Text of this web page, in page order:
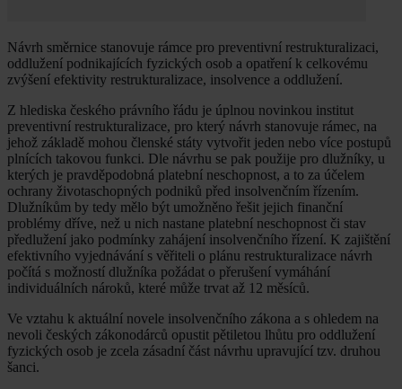
Návrh směrnice stanovuje rámce pro preventivní restrukturalizaci,
oddlužení podnikajících fyzických osob a opatření k celkovému
zvýšení efektivity restrukturalizace, insolvence a oddlužení.
Z hlediska českého právního řádu je úplnou novinkou institut
preventivní restrukturalizace, pro který návrh stanovuje rámec, na
jehož základě mohou členské státy vytvořit jeden nebo více postupů
plnících takovou funkci. Dle návrhu se pak použije pro dlužníky, u
kterých je pravděpodobná platební neschopnost, a to za účelem
ochrany životaschopných podniků před insolvenčním řízením.
Dlužníkům by tedy mělo být umožněno řešit jejich finanční
problémy dříve, než u nich nastane platební neschopnost či stav
předlužení jako podmínky zahájení insolvenčního řízení. K zajištění
efektivního vyjednávání s věřiteli o plánu restrukturalizace návrh
počítá s možností dlužníka požádat o přerušení vymáhání
individuálních nároků, které může trvat až 12 měsíců.
Ve vztahu k aktuální novele insolvenčního zákona a s ohledem na
nevoli českých zákonodárců opustit pětiletou lhůtu pro oddlužení
fyzických osob je zcela zásadní část návrhu upravující tzv. druhou
šanci.